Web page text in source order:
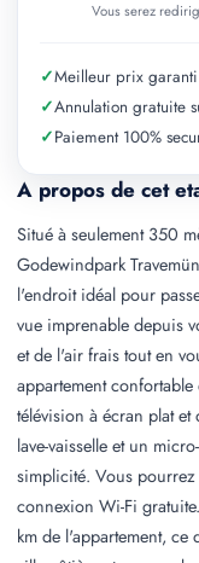
A propos de cet
Situé à seulement 350
Godewindpark
l'endroit idéal pour
vue imprenable depuis
et de l'air frais tout en
appartement
télévision à écran plat
lave-vaisselle et un
simplicité. Vous pourrez
connexion Wi-Fi
km de l'appartement,
Vous serez
✓Meilleur prix garanti
✓Annulation gratuite
✓Paiement 100%